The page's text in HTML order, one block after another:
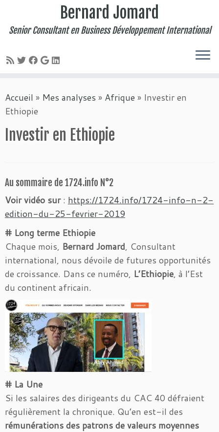
au
contenu
Bernard Jomard
Senior Consultant en Business Développement International
Accueil » Mes analyses » Afrique » Investir en
Ethiopie
Investir en Ethiopie
Au sommaire de 1724.info N°2
Voir vidéo sur: https://1724.info/1724-info-n-2-
edition-du-25-fevrier-2019
# Long terme Ethiopie
Chaque mois, Bernard Jomard, Consultant
international, nous dévoile de futures opportunités
de croissance. Dans ce numéro, L’Ethiopie, à l’Est
du continent africain.
# La Une
Si les salaires des dirigeants du CAC 40 défraient
régulièrement la chronique. Qu’en est-il des
rémunérations des patrons de valeurs moyennes